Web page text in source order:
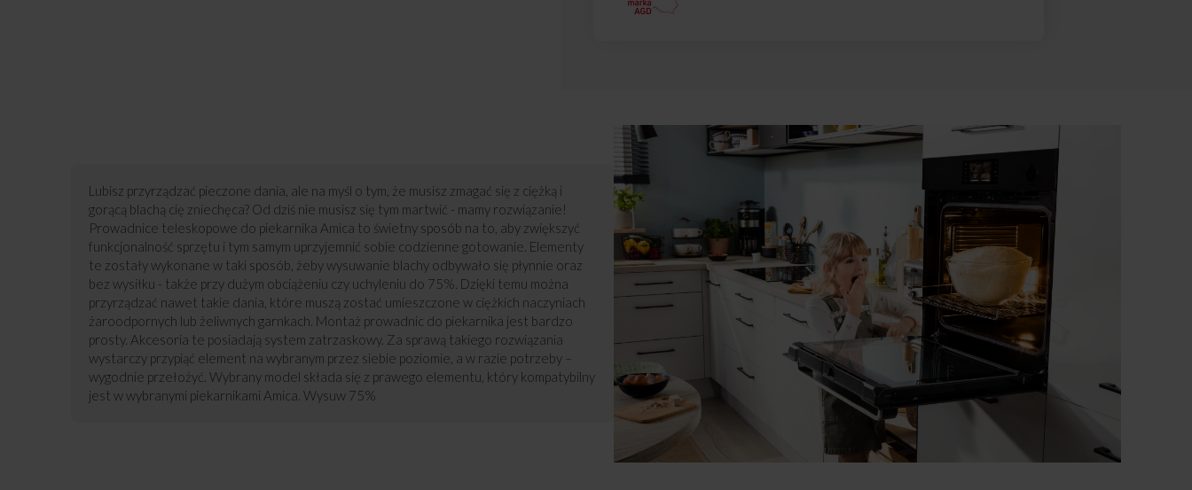
Lubisz przyrządzać pieczone dania, ale na myśl o tym, że musisz zmagać się z ciężką i
gorącą blachą cię zniechęca? Od dziś nie musisz się tym martwić - mamy rozwiązanie!
Prowadnice teleskopowe do piekarnika Amica to świetny sposób na to, aby zwiększyć
funkcjonalność sprzętu i tym samym uprzyjemnić sobie codzienne gotowanie. Elementy
te zostały wykonane w taki sposób, żeby wysuwanie blachy odbywało się płynnie oraz
bez wysiłku - także przy dużym obciążeniu czy uchyleniu do 75%. Dzięki temu można
przyrządzać nawet takie dania, które muszą zostać umieszczone w ciężkich naczyniach
żaroodpornych lub żeliwnych garnkach. Montaż prowadnic do piekarnika jest bardzo
prosty. Akcesoria te posiadają system zatrzaskowy. Za sprawą takiego rozwiązania
wystarczy przypiąć element na wybranym przez siebie poziomie, a w razie potrzeby –
wygodnie przełożyć. Wybrany model składa się z prawego elementu, który kompatybilny
jest w wybranymi piekarnikami Amica. Wysuw 75%